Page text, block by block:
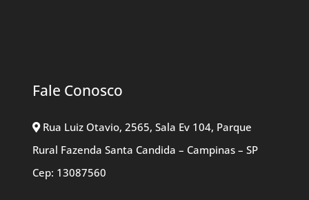
Fale Conosco
Rua Luiz Otavio, 2565, Sala Ev 104, Parque
Rural Fazenda Santa Candida – Campinas – SP
Cep: 13087560